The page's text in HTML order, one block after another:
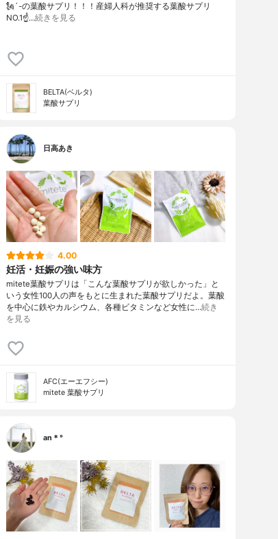
🗽´-⁡⁡の葉酸サプリ！！！⁡⁡産婦人科が推奨する葉酸サプリ
NO.1☝…続きを見る
BELTA(ベルタ)
葉酸サプリ
日高あき
4.00
妊活・妊娠の強い味方
mitete葉酸サプリは「こんな葉酸サプリが欲しかった」と
いう女性100人の声をもとに生まれた葉酸サプリだよ。葉酸
を中心に鉄やカルシウム、各種ビタミンなど女性に…続き
を見る
AFC(エーエフシー)
mitete 葉酸サプリ
an＊°